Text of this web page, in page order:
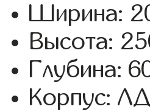
Ширина:
Высота:
Глубина:
Корпус: